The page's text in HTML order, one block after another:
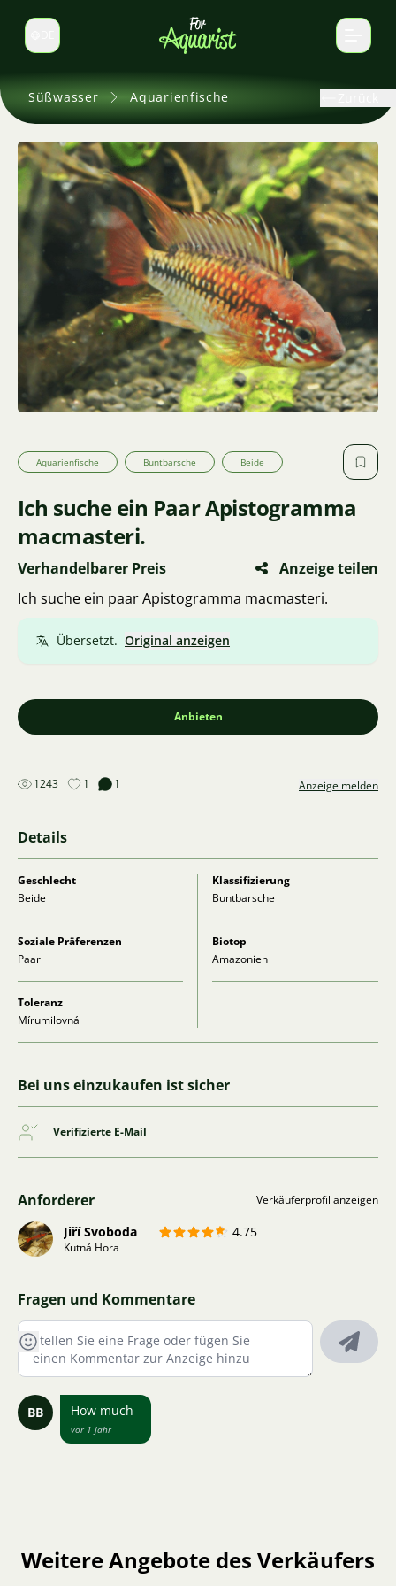
Sprache wechseln
Süßwasser Aquarienfische
Aquarienfische Buntbarsche Beide
Ich suche ein Paar Apistogramma
macmasteri.
Verhandelbarer Preis
Anzeige teilen
Ich suche ein paar Apistogramma macmasteri.
Übersetzt. Original anzeigen
Anbieten
1243 1 1 Anzeige melden
Details
Geschlecht
Beide
Klassifizierung
Buntbarsche
Soziale Präferenzen
Paar
Biotop
Amazonien
Toleranz
Mírumilovná
Bei uns einzukaufen ist sicher
Verifizierte E-Mail
Anforderer Verkäuferprofil anzeigen
Jiří Svoboda 4.75
Kutná Hora
Fragen und Kommentare
BB How much
vor 1 Jahr
Weitere Angebote des Verkäufers